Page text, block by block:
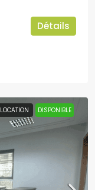
Détails
LOCATION DISPONIBLE